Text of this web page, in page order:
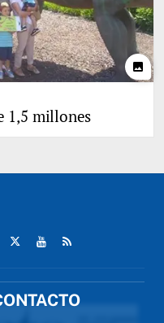
photo
1,5 millones